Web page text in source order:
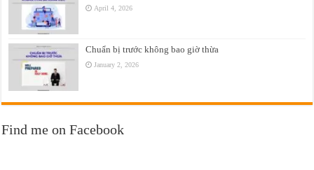
April 4, 2026
Chuẩn bị trước không bao giờ thừa
January 2, 2026
Find me on Facebook